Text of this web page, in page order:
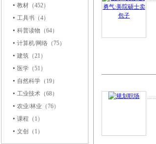
教材 （452）
工具书 （4）
科普读物 （64）
计算机/网络 （75）
建筑 （21）
医学 （51）
自然科学 （19）
工业技术 （68）
农业/林业 （76）
课程 （1）
文创
（1）